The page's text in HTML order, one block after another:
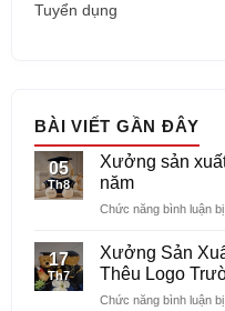
Tuyển dụng
BÀI VIẾT GẦN ĐÂY
05
Th8
Xưởng sản
năm
Chức năng bình luận
17
Th7
Xưởng Sản
Thêu Logo
Chức năng bình luận